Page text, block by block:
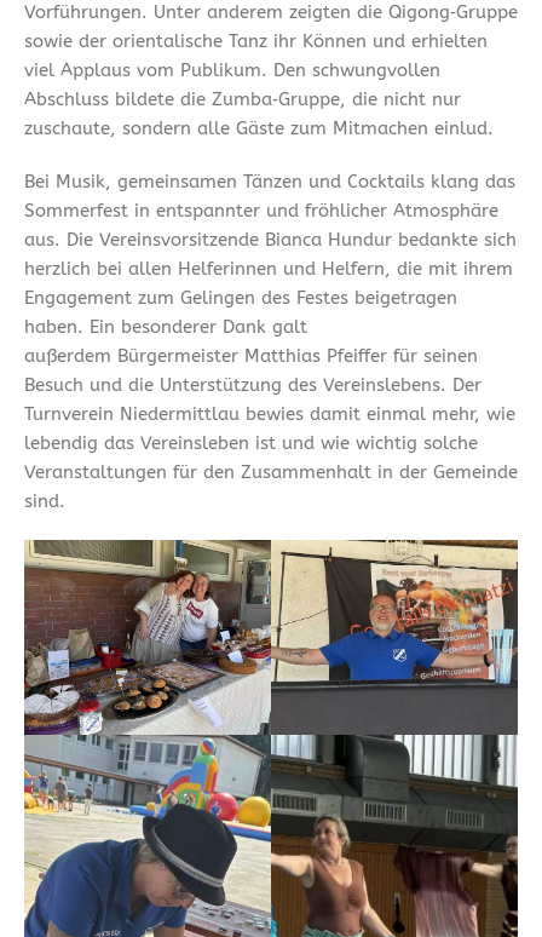
Vorführungen. Unter anderem zeigten die Qigong‑Gruppe
sowie der orientalische Tanz ihr Können und erhielten
viel Applaus vom Publikum. Den schwungvollen
Abschluss bildete die Zumba‑Gruppe, die nicht nur
zuschaute, sondern alle Gäste zum Mitmachen einlud.
Bei Musik, gemeinsamen Tänzen und Cocktails klang das
Sommerfest in entspannter und fröhlicher Atmosphäre
aus. Die Vereinsvorsitzende Bianca Hundur bedankte sich
herzlich bei allen Helferinnen und Helfern, die mit ihrem
Engagement zum Gelingen des Festes beigetragen
haben. Ein besonderer Dank galt
außerdem Bürgermeister Matthias Pfeiffer für seinen
Besuch und die Unterstützung des Vereinslebens. Der
Turnverein Niedermittlau bewies damit einmal mehr, wie
lebendig das Vereinsleben ist und wie wichtig solche
Veranstaltungen für den Zusammenhalt in der Gemeinde
sind.